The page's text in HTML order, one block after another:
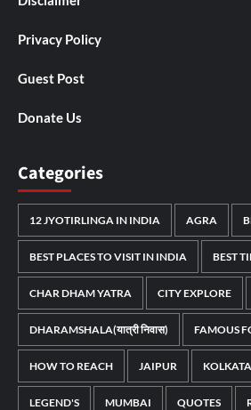
Privacy Policy
Guest Post
Donate Us
Categories
12 JYOTIRLINGA IN INDIA AGRA
BEST PLACES TO VISIT IN INDIA BEST
CHAR DHAM YATRA CITY EXPLORE
DHARAMSHALA(यात्री निवास) FAMOUS
HOW TO REACH JAIPUR KOLKATA
LEGEND'S MUMBAI QUOTES